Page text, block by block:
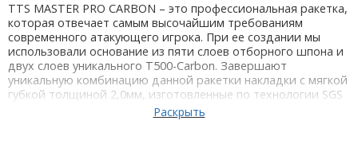
TTS MASTER PRO CARBON – это профессиональная ракетка,
которая отвечает самым высочайшим требованиям
современного атакующего игрока. При ее создании мы
использовали основание из пяти слоев отборного шпона и
двух слоев уникального Т500-Carbon. Завершают
уникальную комбинацию данной ракетки накладки с мягкой
губкой толщиной 2,0мм, изготовленные по технологии SGS
(SOFT GRAPHITE SPONGE), разработанной компанией TTS
совместно с европейскими специалистами и технологами.